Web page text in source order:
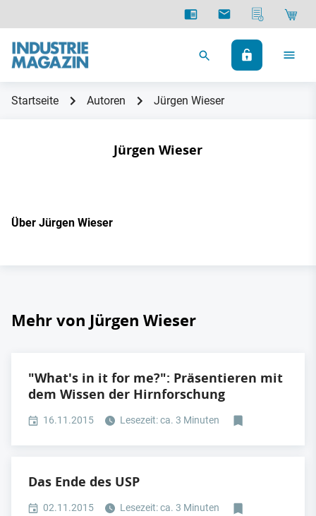
Startseite Autoren Jürgen Wieser
Jürgen Wieser
Über Jürgen Wieser
Mehr von Jürgen Wieser
"What's in it for me?": Präsentieren mit
dem Wissen der Hirnforschung
16.11.2015 Lesezeit: ca. 3 Minuten
Das Ende des USP
02.11.2015 Lesezeit: ca. 3 Minuten